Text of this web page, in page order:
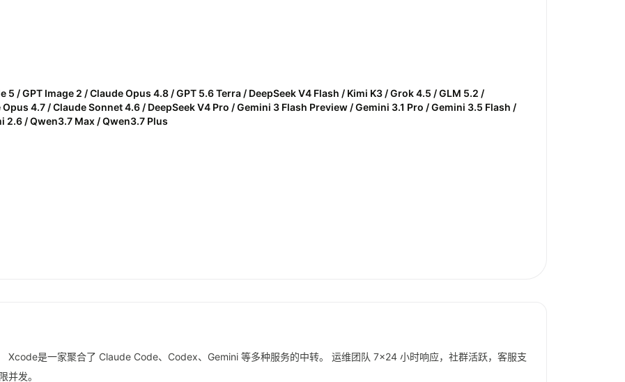
5 / GPT Image 2 / Claude Opus 4.8 / GPT 5.6 Terra / DeepSeek V4 Flash / Kimi K3 / Grok 4.5 / GLM 5.2 /
4.7 / Claude Sonnet 4.6 / DeepSeek V4 Pro / Gemini 3 Flash Preview / Gemini 3.1 Pro / Gemini 3.5 Flash /
2.6 / Qwen3.7 Max / Qwen3.7 Plus
Xcode是一家聚合了 Claude Code、Codex、Gemini 等多种服务的中转。 运维团队 7×24 小时响应，社群活跃，客服支
并发。